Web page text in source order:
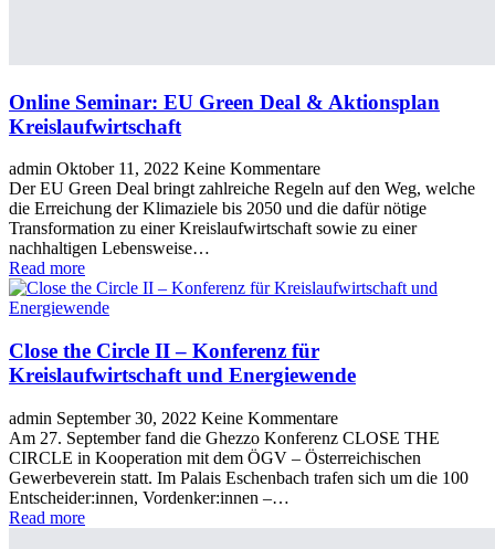
Online Seminar: EU Green Deal & Aktionsplan
Kreislaufwirtschaft
admin Oktober 11, 2022 Keine Kommentare
Der EU Green Deal bringt zahlreiche Regeln auf den Weg, welche
die Erreichung der Klimaziele bis 2050 und die dafür nötige
Transformation zu einer Kreislaufwirtschaft sowie zu einer
nachhaltigen Lebensweise…
Read more
Close the Circle II – Konferenz für
Kreislaufwirtschaft und Energiewende
admin September 30, 2022 Keine Kommentare
Am 27. September fand die Ghezzo Konferenz CLOSE THE
CIRCLE in Kooperation mit dem ÖGV – Österreichischen
Gewerbeverein statt. Im Palais Eschenbach trafen sich um die 100
Entscheider:innen, Vordenker:innen –…
Read more